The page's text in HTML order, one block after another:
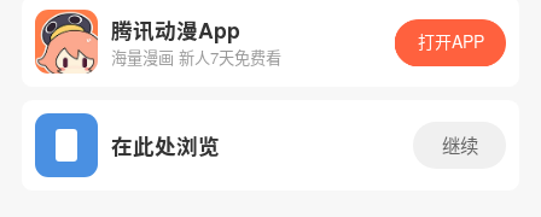
App免费看
下一话 腾漫App免费看
腾讯动漫App
海量漫画 新人7天免费看
打开APP
在此处浏览 继续